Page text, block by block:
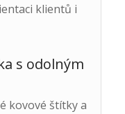
klientů i
s odolným
kovové štítky a